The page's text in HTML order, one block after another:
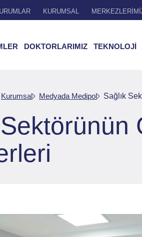
KURUMSAL
DOKTORLARIMIZ TEKNOLOJİ
Kurumsal Medyada Medipol Sağlık